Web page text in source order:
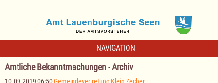
NAVIGATION
Amtliche Bekanntmachungen - Archiv
10.09.2019 06:50 Gemeindevertretung Klein Zecher